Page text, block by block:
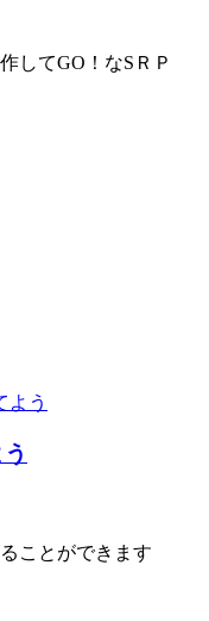
してGO！なSＲＰ
ことができます